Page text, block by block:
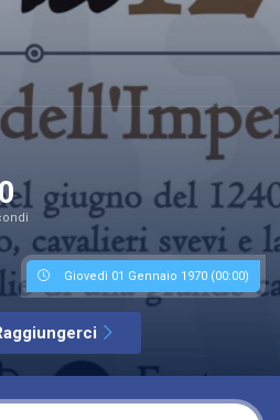
Giovedì 01 Gennaio 1970 (00:00)